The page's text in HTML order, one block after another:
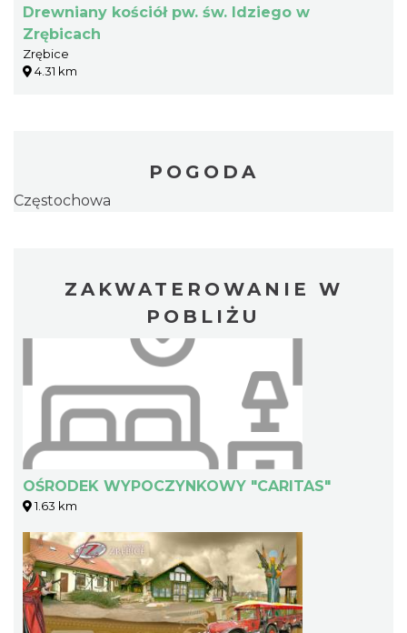
Drewniany kościół pw. św. Idziego w
Zrębicach
Zrębice
4.31 km
POGODA
Częstochowa
ZAKWATEROWANIE W
POBLIŻU
OŚRODEK WYPOCZYNKOWY "CARITAS"
1.63 km